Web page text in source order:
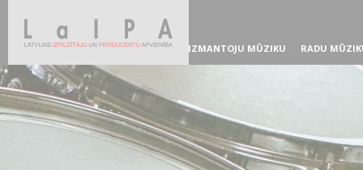
IZMANTOJU MŪZIKU RADU